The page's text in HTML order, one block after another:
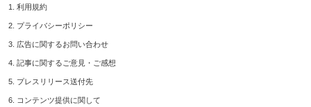
1. 利用規約
2. プライバシーポリシー
3. 広告に関するお問い合わせ
4. 記事に関するご意見・ご感想
5. プレスリリース送付先
6. コンテンツ提供に関して